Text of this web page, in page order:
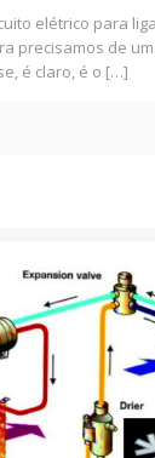
elétrico para
precisamos de
é claro, é o […]